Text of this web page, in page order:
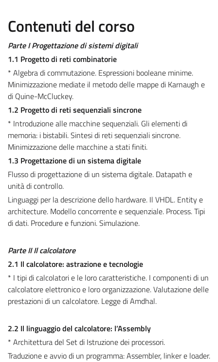
Contenuti del corso
Parte I Progettazione di sistemi digitali
1.1 Progetto di reti combinatorie
* Algebra di commutazione. Espressioni booleane minime.
Minimizzazione mediate il metodo delle mappe di Karnaugh e
di Quine-McCluckey.
1.2 Progetto di reti sequenziali sincrone
* Introduzione alle macchine sequenziali. Gli elementi di
memoria: i bistabili. Sintesi di reti sequenziali sincrone.
Minimizzazione delle macchine a stati finiti.
1.3 Progettazione di un sistema digitale
Flusso di progettazione di un sistema digitale. Datapath e
unità di controllo.
Linguaggi per la descrizione dello hardware. Il VHDL. Entity e
architecture. Modello concorrente e sequenziale. Process. Tipi
di dati. Procedure e funzioni. Simulazione.
Parte II Il calcolatore
2.1 Il calcolatore: astrazione e tecnologie
* I tipi di calcolatori e le loro caratteristiche. I componenti di un
calcolatore elettronico e loro organizzazione. Valutazione delle
prestazioni di un calcolatore. Legge di Amdhal.
2.2 Il linguaggio del calcolatore: l’Assembly
* Architettura del Set di Istruzione dei processori.
Traduzione e avvio di un programma: Assembler, linker e loader.